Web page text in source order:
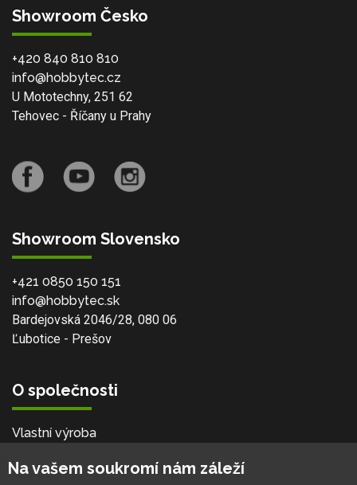
Showroom Česko
+420 840 810 810
info@hobbytec.cz
U Mototechny, 251 62
Tehovec - Říčany u Prahy
Showroom Slovensko
+421 0850 150 151
info@hobbytec.sk
Bardejovská 2046/28, 080 06
Ľubotice - Prešov
O společnosti
Vlastní výroba
O nás
Na vašem soukromí nám záleží